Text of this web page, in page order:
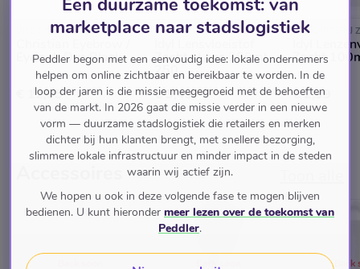
DROGISTERIJ ZUYDERWIJK
Eyelash Dye Black
€ 12,95
DROGISTERIJ ZUYDERWIJK
Zachte Lens 250ml
250
€ 3,49
DROGISTERIJ
Idyl
Zacht
€ 2,39
marketplace naar stadslogistiek
Peddler begon met een eenvoudig idee: lokale ondernemers
helpen om online zichtbaar en bereikbaar te worden. In de
loop der jaren is die missie meegegroeid met de behoeften
van de markt. In 2026 gaat die missie verder in een nieuwe
vorm — duurzame stadslogistiek die retailers en merken
dichter bij hun klanten brengt, met snellere bezorging,
slimmere lokale infrastructuur en minder impact in de steden
waarin wij actief zijn.
We hopen u ook in deze volgende fase te mogen blijven
bedienen. U kunt hieronder meer lezen over de toekomst van
Peddler.